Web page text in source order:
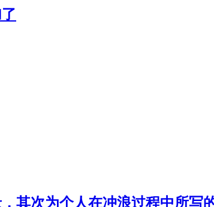
其次为个人在冲浪过程中所写